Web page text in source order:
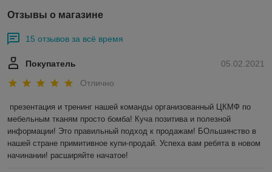
Отзывы о магазине
15 отзывов за всё время
05.02.2021
Покупатель
Отлично
презентация и тренинг нашей команды организованный ЦКМФ по
мебельным тканям просто бомба! Куча позитива и полезной
информации! Это правильный подход к продажам! БОльшинство в
нашей стране примитивное купи-продай. Успеха вам ребята в новом
начинании! расширяйте начатое!